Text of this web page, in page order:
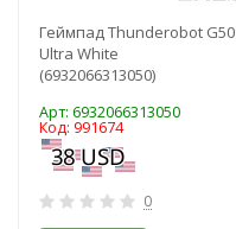
Геймпад Thunderobot G50
Ultra White
(6932066313050)
Арт: 6932066313050
Код: 991674
0